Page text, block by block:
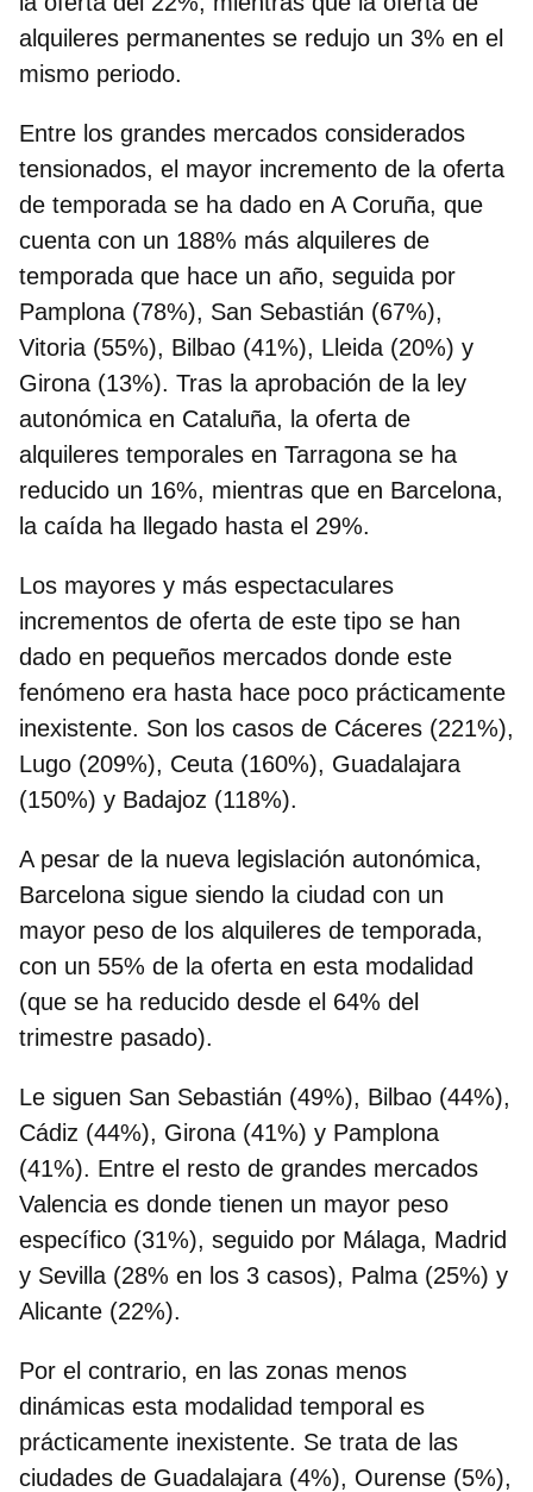
alquileres permanentes se redujo un 3% en el
mismo periodo.
Entre los grandes mercados considerados
tensionados, el mayor incremento de la oferta
de temporada se ha dado en A Coruña, que
cuenta con un 188% más alquileres de
temporada que hace un año, seguida por
Pamplona (78%), San Sebastián (67%),
Vitoria (55%), Bilbao (41%), Lleida (20%) y
Girona (13%). Tras la aprobación de la ley
autonómica en Cataluña, la oferta de
alquileres temporales en Tarragona se ha
reducido un 16%, mientras que en Barcelona,
la caída ha llegado hasta el 29%.
Los mayores y más espectaculares
incrementos de oferta de este tipo se han
dado en pequeños mercados donde este
fenómeno era hasta hace poco prácticamente
inexistente. Son los casos de Cáceres (221%),
Lugo (209%), Ceuta (160%), Guadalajara
(150%) y Badajoz (118%).
A pesar de la nueva legislación autonómica,
Barcelona sigue siendo la ciudad con un
mayor peso de los alquileres de temporada,
con un 55% de la oferta en esta modalidad
(que se ha reducido desde el 64% del
trimestre pasado).
Le siguen San Sebastián (49%), Bilbao (44%),
Cádiz (44%), Girona (41%) y Pamplona
(41%). Entre el resto de grandes mercados
Valencia es donde tienen un mayor peso
específico (31%), seguido por Málaga, Madrid
y Sevilla (28% en los 3 casos), Palma (25%) y
Alicante (22%).
Por el contrario, en las zonas menos
dinámicas esta modalidad temporal es
prácticamente inexistente. Se trata de las
ciudades de Guadalajara (4%), Ourense (5%),